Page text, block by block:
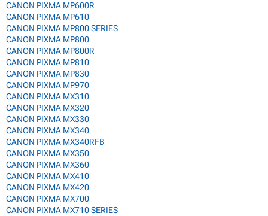
CANON PIXMA MP600R
CANON PIXMA MP610
CANON PIXMA MP800 SERIES
CANON PIXMA MP800
CANON PIXMA MP800R
CANON PIXMA MP810
CANON PIXMA MP830
CANON PIXMA MP970
CANON PIXMA MX310
CANON PIXMA MX320
CANON PIXMA MX330
CANON PIXMA MX340
CANON PIXMA MX340RFB
CANON PIXMA MX350
CANON PIXMA MX360
CANON PIXMA MX410
CANON PIXMA MX420
CANON PIXMA MX700
CANON PIXMA MX710 SERIES